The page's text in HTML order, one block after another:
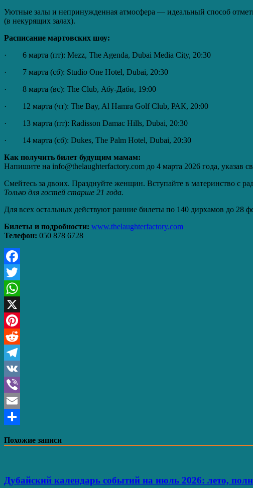
Уютные залы и непринужденная атмосфера — идеальный способ
(в некурящих залах).
Расписание мартовских шоу:
· 6 марта (пт): Mezz, The Agenda, Dubai Media City, 20:30
· 7 марта (сб): Studio One Hotel, Dubai, 20:30
· 8 марта (вс): The Club, Абу-Даби, 19:00
· 12 марта (чт): The Bay, Al Hamra Golf Club, РАК, 20:00
· 13 марта (пт): Radisson Damac Hills, Dubai, 20:30
· 14 марта (сб): Dukes, The Palm Hotel, Dubai, 20:30
Как получить билет будущим мамам:
Напишите на info@thelaughterfactory.com до 4 марта 2026 года, указав
Смейтесь за двоих. Празднуйте женщин. Вступайте в материнство с
Только для гостей старше 21 года.
Для всех остальных действуют ранние билеты по 140 дирхамов до 28
Билеты и подробности: www.thelaughterfactory.com
Телефон: 050 878 6728
Facebook
Twitter
WhatsApp
X
Pinterest
Reddit
Telegram
VK
Viber
Email
Похожие записи
Дубайский календарь событий на июль 2026: лето,